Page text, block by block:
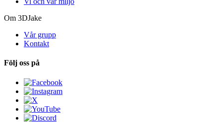
Om 3DJake
Vår grupp
Kontakt
Följ oss på